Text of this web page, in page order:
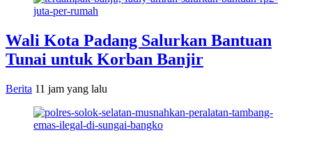
Wali Kota Padang Salurkan Bantuan
Tunai untuk Korban Banjir
Berita 11 jam yang lalu